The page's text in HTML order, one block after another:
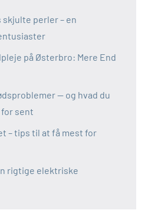
skjulte perler – en
på Østerbro: Mere End
— og hvad du
sent
– tips til at få mest for
rigtige elektriske